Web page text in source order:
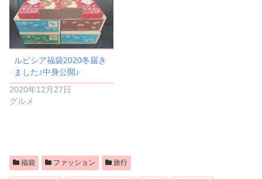
ルピシア福袋2020冬届き
ました♪中身公開♪
2020年12月27日
グルメ
福袋 ファッション 旅行